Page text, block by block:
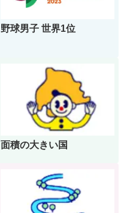
野球男子 世界1位
面積の大きい国